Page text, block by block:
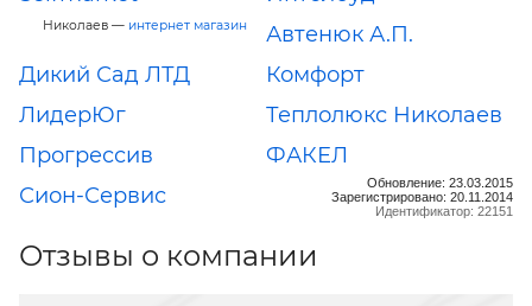
Николаев — интернет магазин
Автенюк А.П.
Дикий Сад ЛТД
Комфорт
ЛидерЮг
Теплолюкс Николаев
Прогрессив
ФАКЕЛ
Сион-Сервис
Обновление: 23.03.2015
Зарегистрировано: 20.11.2014
Идентификатор: 22151
Отзывы о компании